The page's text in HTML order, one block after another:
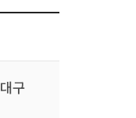
대구